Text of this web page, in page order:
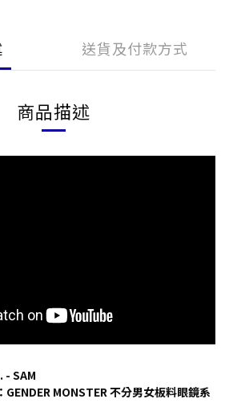
送貨及付款方式
商品描述
- SAM
MONSTER 不分男女板料眼鏡系